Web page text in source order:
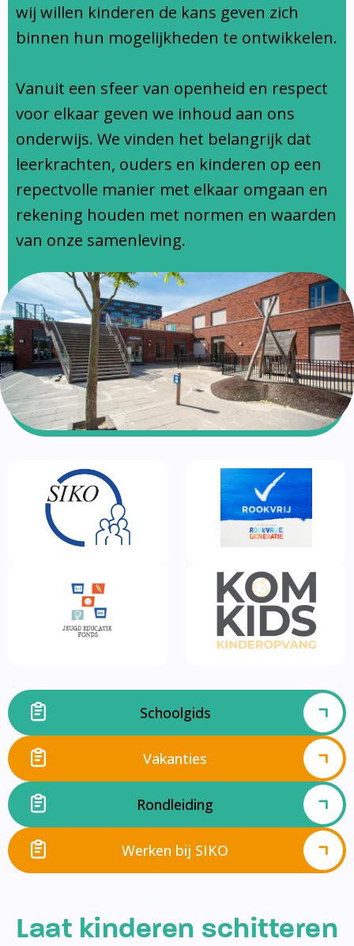
Ondersteuningsprofiel
wij willen kinderen de kans geven zich
binnen hun mogelijkheden te ontwikkelen.
Vanuit een sfeer van openheid en respect
voor elkaar geven we inhoud aan ons
onderwijs. We vinden het belangrijk dat
leerkrachten, ouders en kinderen op een
repectvolle manier met elkaar omgaan en
rekening houden met normen en waarden
van onze samenleving.
Schoolgids
Vakanties
Rondleiding
Werken bij SIKO
Laat kinderen schitteren